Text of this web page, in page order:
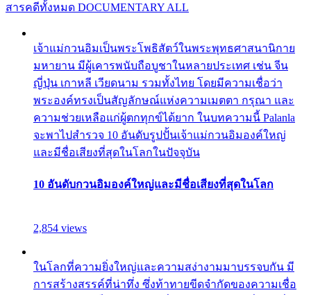
สารคดีทั้งหมด DOCUMENTARY ALL
เจ้าแม่กวนอิมเป็นพระโพธิสัตว์ในพระพุทธศาสนานิกาย
มหายาน มีผู้เคารพนับถือบูชาในหลายประเทศ เช่น จีน
ญี่ปุ่น เกาหลี เวียดนาม รวมทั้งไทย โดยมีความเชื่อว่า
พระองค์ทรงเป็นสัญลักษณ์แห่งความเมตตา กรุณา และ
ความช่วยเหลือแก่ผู้ตกทุกข์ได้ยาก ในบทความนี้ Palanla
จะพาไปสำรวจ 10 อันดับรูปปั้นเจ้าแม่กวนอิมองค์ใหญ่
และมีชื่อเสียงที่สุดในโลกในปัจจุบัน
10 อันดับกวนอิมองค์ใหญ่และมีชื่อเสียงที่สุดในโลก
2,854 views
ในโลกที่ความยิ่งใหญ่และความสง่างามมาบรรจบกัน มี
การสร้างสรรค์ที่น่าทึ่ง ซึ่งท้าทายขีดจำกัดของความเชื่อ